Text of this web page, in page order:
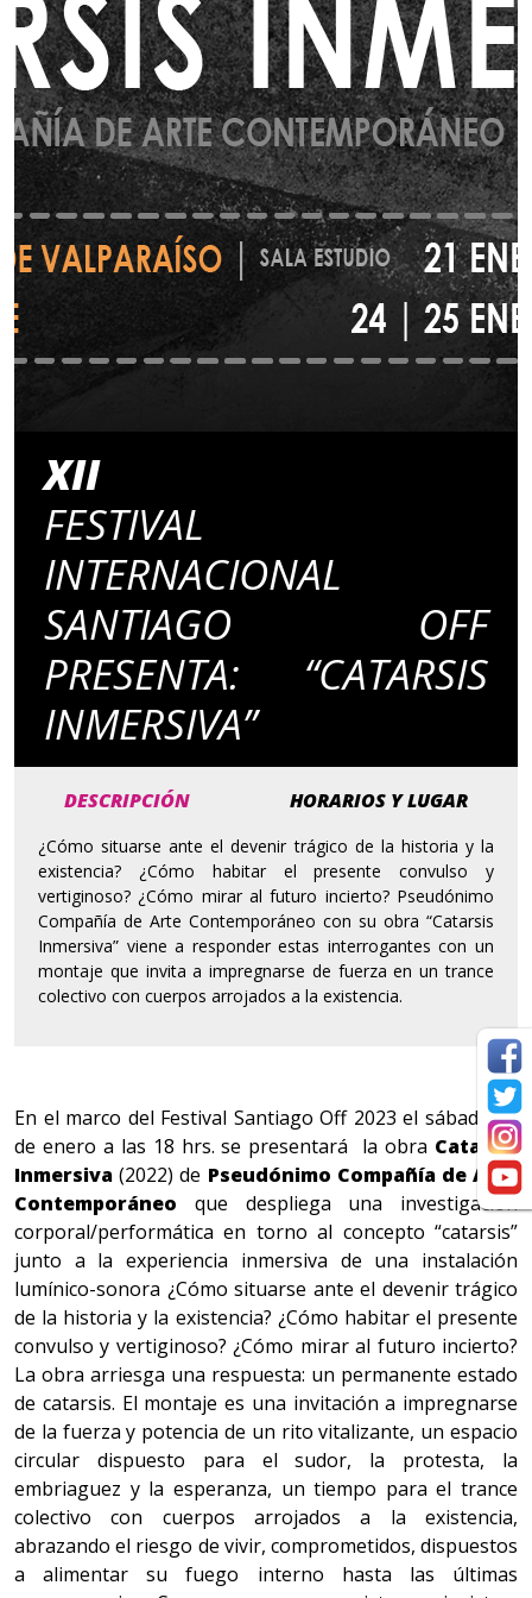
XII
FESTIVAL
INTERNACIONAL
SANTIAGO OFF
PRESENTA: “CATARSIS
INMERSIVA”
DESCRIPCIÓN HORARIOS Y LUGAR
¿Cómo situarse ante el devenir trágico de la historia y la
existencia? ¿Cómo habitar el presente convulso y
vertiginoso? ¿Cómo mirar al futuro incierto? Pseudónimo
Compañía de Arte Contemporáneo con su obra “Catarsis
Inmersiva” viene a responder estas interrogantes con un
montaje que invita a impregnarse de fuerza en un trance
colectivo con cuerpos arrojados a la existencia.
En el marco del Festival Santiago Off 2023 el sábado 21
de enero a las 18 hrs. se presentará la obra Catarsis
Inmersiva (2022) de Pseudónimo Compañía de Arte
Contemporáneo que despliega una investigación
corporal/performática en torno al concepto “catarsis”
junto a la experiencia inmersiva de una instalación
lumínico-sonora ¿Cómo situarse ante el devenir trágico
de la historia y la existencia? ¿Cómo habitar el presente
convulso y vertiginoso? ¿Cómo mirar al futuro incierto?
La obra arriesga una respuesta: un permanente estado
de catarsis. El montaje es una invitación a impregnarse
de la fuerza y potencia de un rito vitalizante, un espacio
circular dispuesto para el sudor, la protesta, la
embriaguez y la esperanza, un tiempo para el trance
colectivo con cuerpos arrojados a la existencia,
abrazando el riesgo de vivir, comprometidos, dispuestos
a alimentar su fuego interno hasta las últimas